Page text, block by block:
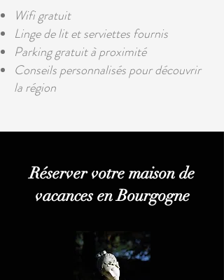
Wifi gratuit
Linge de lit et serviettes fournis
Parking gratuit à proximité
Conseils personnalisés pour découvrir
la région
Réserver votre maison de
vacances en Bourgogne